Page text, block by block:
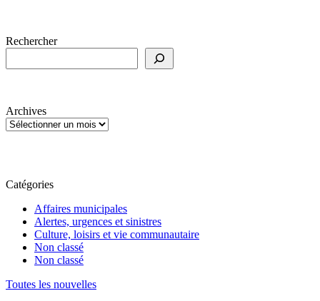
Rechercher
Archives
Catégories
Affaires municipales
Alertes, urgences et sinistres
Culture, loisirs et vie communautaire
Non classé
Non classé
Toutes les nouvelles